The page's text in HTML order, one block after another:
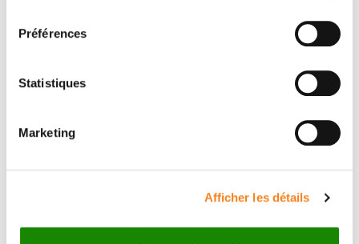
Préférences
Statistiques
Marketing
Afficher les détails
ALAIN
UVSQ